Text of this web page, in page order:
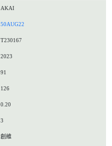
AKAI
50AUG22
T230167
2023
91
126
0.20
3
創維